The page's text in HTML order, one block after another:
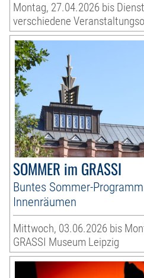
Montag, 27.04.2026 bis
verschiedene
SOMMER im GRASSI
Buntes Sommer-
Innenräumen
Mittwoch, 03.06.2026 bis
GRASSI Museum Leipzig